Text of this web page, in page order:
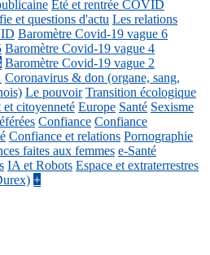
Eté et rentrée COVID
et questions d'actu Les relations
Baromètre Covid-19 vague 6
Baromètre Covid-19 vague 4
Baromètre Covid-19 vague 2
Coronavirus & don (organe, sang,
Le pouvoir Transition écologique
et citoyenneté Europe Santé Sexisme
Confiance Confiance
Confiance et relations Pornographie
faites aux femmes e-Santé
IA et Robots Espace et extraterrestres
+